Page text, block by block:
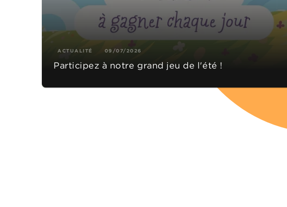
ACTUALITÉ 09/07/2026
Participez à notre grand jeu de l'été !